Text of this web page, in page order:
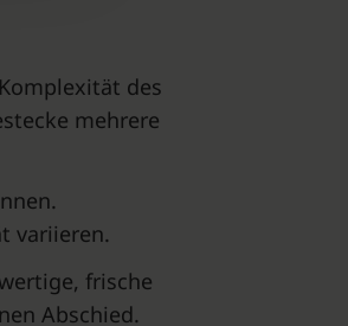
des
mehrere
variieren.
frische
Abschied.